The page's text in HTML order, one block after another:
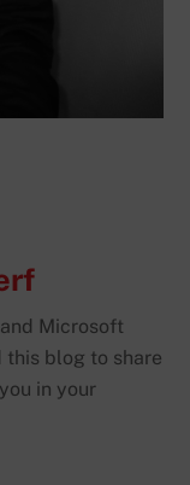
Microsoft
this blog to share
in your